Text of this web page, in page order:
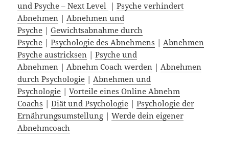
und Psyche – Next Level |Psyche verhindert
Abnehmen |Abnehmen und
Psyche |Gewichtsabnahme durch
Psyche |Psychologie des Abnehmens |Abnehmen
Psyche austricksen |Psyche und
Abnehmen |Abnehm Coach werden |Abnehmen
durch Psychologie |Abnehmen und
Psychologie |Vorteile eines Online Abnehm
Coachs |Diät und Psychologie |Psychologie der
Ernährungsumstellung |Werde dein eigener
Abnehmcoach